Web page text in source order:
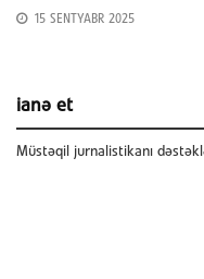
15 SENTYABR 2025
ianə et
Müstəqil jurnalistikanı